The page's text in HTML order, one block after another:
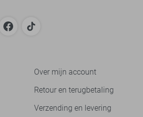
Over mijn account
Retour en terugbetaling
Verzending en levering